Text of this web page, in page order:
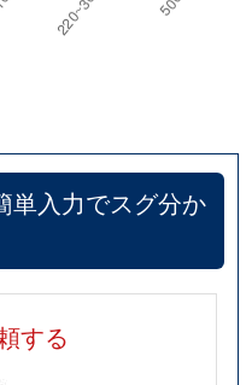
単入力でスグ分か
する